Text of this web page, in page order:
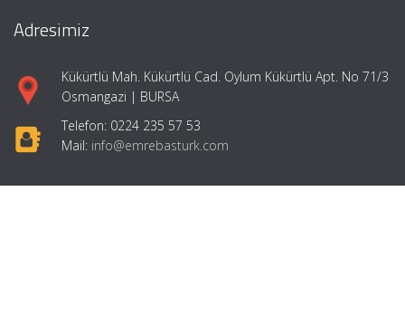
Adresimiz
Kükürtlü Mah. Kükürtlü Cad. Oylum Kükürtlü Apt. No 71/3
Osmangazi | BURSA
Telefon: 0224 235 57 53
Mail: info@emrebasturk.com
Hızlı Menü